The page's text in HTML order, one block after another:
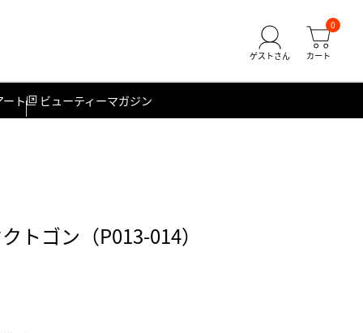
0
ート ビューティーマガジン
トゴン（P013-014）